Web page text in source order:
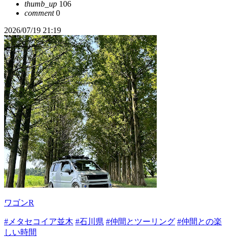
thumb_up 106
comment0
2026/07/19 21:19
ワゴンR
#メタセコイア並木 #石川県 #仲間とツーリング #仲間との楽
しい時間